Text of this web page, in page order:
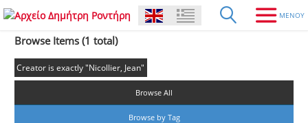
Browse Items (1 total)
Creator is exactly "Nicollier, Jean"
Browse All
Browse by Tag